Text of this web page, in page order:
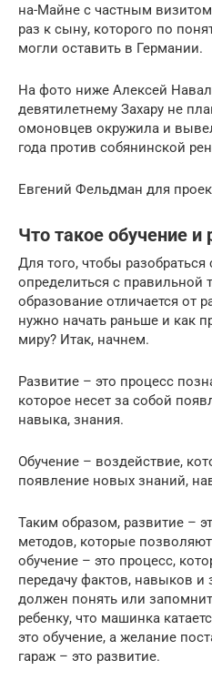
на-Майне с частным
раз к сыну, которого по
могли оставить в Германии.
На фото ниже Алексей
девятилетнему Захару не
омоновцев окружила и
года против собянинской
Евгений Фельдман для
Что такое обучение и
Для того, чтобы
определиться с правильной
образование отличается от
нужно начать раньше и как
миру? Итак, начнем.
Развитие – это процесс
которое несет за собой
навыка, знания.
Обучение – воздействие,
появление новых знаний,
Таким образом, развитие –
методов, которые
обучение – это процесс,
передачу фактов, навыков и
должен понять или
ребенку, что машинка
это обучение, а желание
гараж – это развитие.